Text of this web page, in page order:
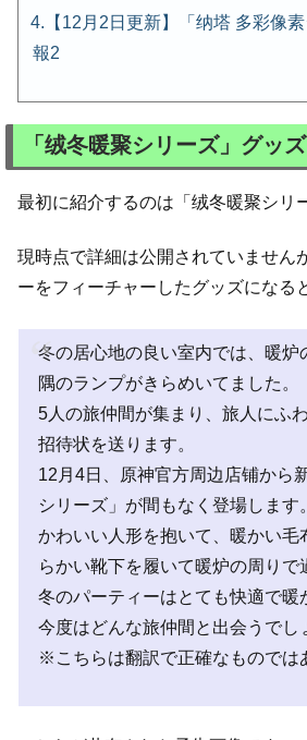
【12月2日更新】「纳塔 多彩像
報2
「绒冬暖聚シリーズ」グッズ
最初に紹介するのは「绒冬暖聚シリ
現時点で詳細は公開されていません
ーをフィーチャーしたグッズになる
冬の居心地の良い室内では、暖炉
隅のランプがきらめいてました。
5人の旅仲間が集まり、旅人にふ
招待状を送ります。
12月4日、原神官方周边店铺から
シリーズ」が間もなく登場します。
かわいい人形を抱いて、暖かい毛
らかい靴下を履いて暖炉の周りで
冬のパーティーはとても快適で暖
今度はどんな旅仲間と出会うでし
※こちらは翻訳で正確なものでは